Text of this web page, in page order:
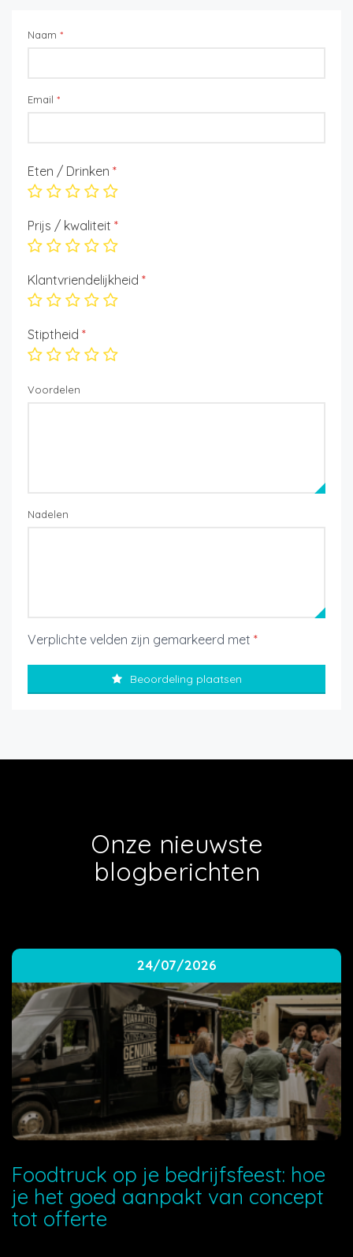
Naam *
Email *
Eten / Drinken *
Prijs / kwaliteit *
Klantvriendelijkheid *
Stiptheid *
Voordelen
Nadelen
Verplichte velden zijn gemarkeerd met *
Beoordeling plaatsen
Onze nieuwste
blogberichten
24/07/2026
Foodtruck op je bedrijfsfeest: hoe
je het goed aanpakt van concept
tot offerte